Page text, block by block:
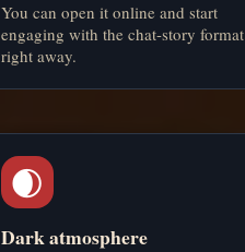
You can open it online and start
engaging with the chat-story format
right away.
🌒
Dark atmosphere